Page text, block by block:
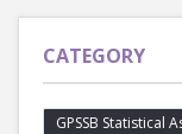
CATEGORY
GPSSB Statistical